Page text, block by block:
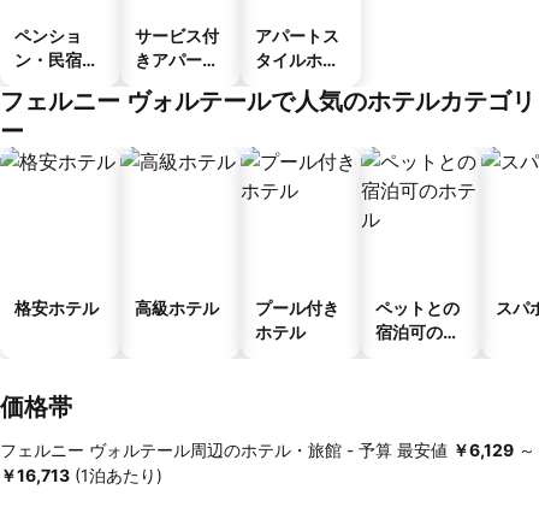
ペンショ
ン・民宿・
ス
サービス付
きアパート
アパートス
タイルホテ
フェルニー ヴォルテールで人気のホテルカテゴリ
ー
格安ホテル 高級ホテル
プール付き
ホテル
ペットとの
宿泊可のホ
スパ
価格帯
フェルニー ヴォルテール周辺のホテル・旅館 - 予算 最安値 ‎￥6,129 ～
‎￥16,713 (1泊あたり)